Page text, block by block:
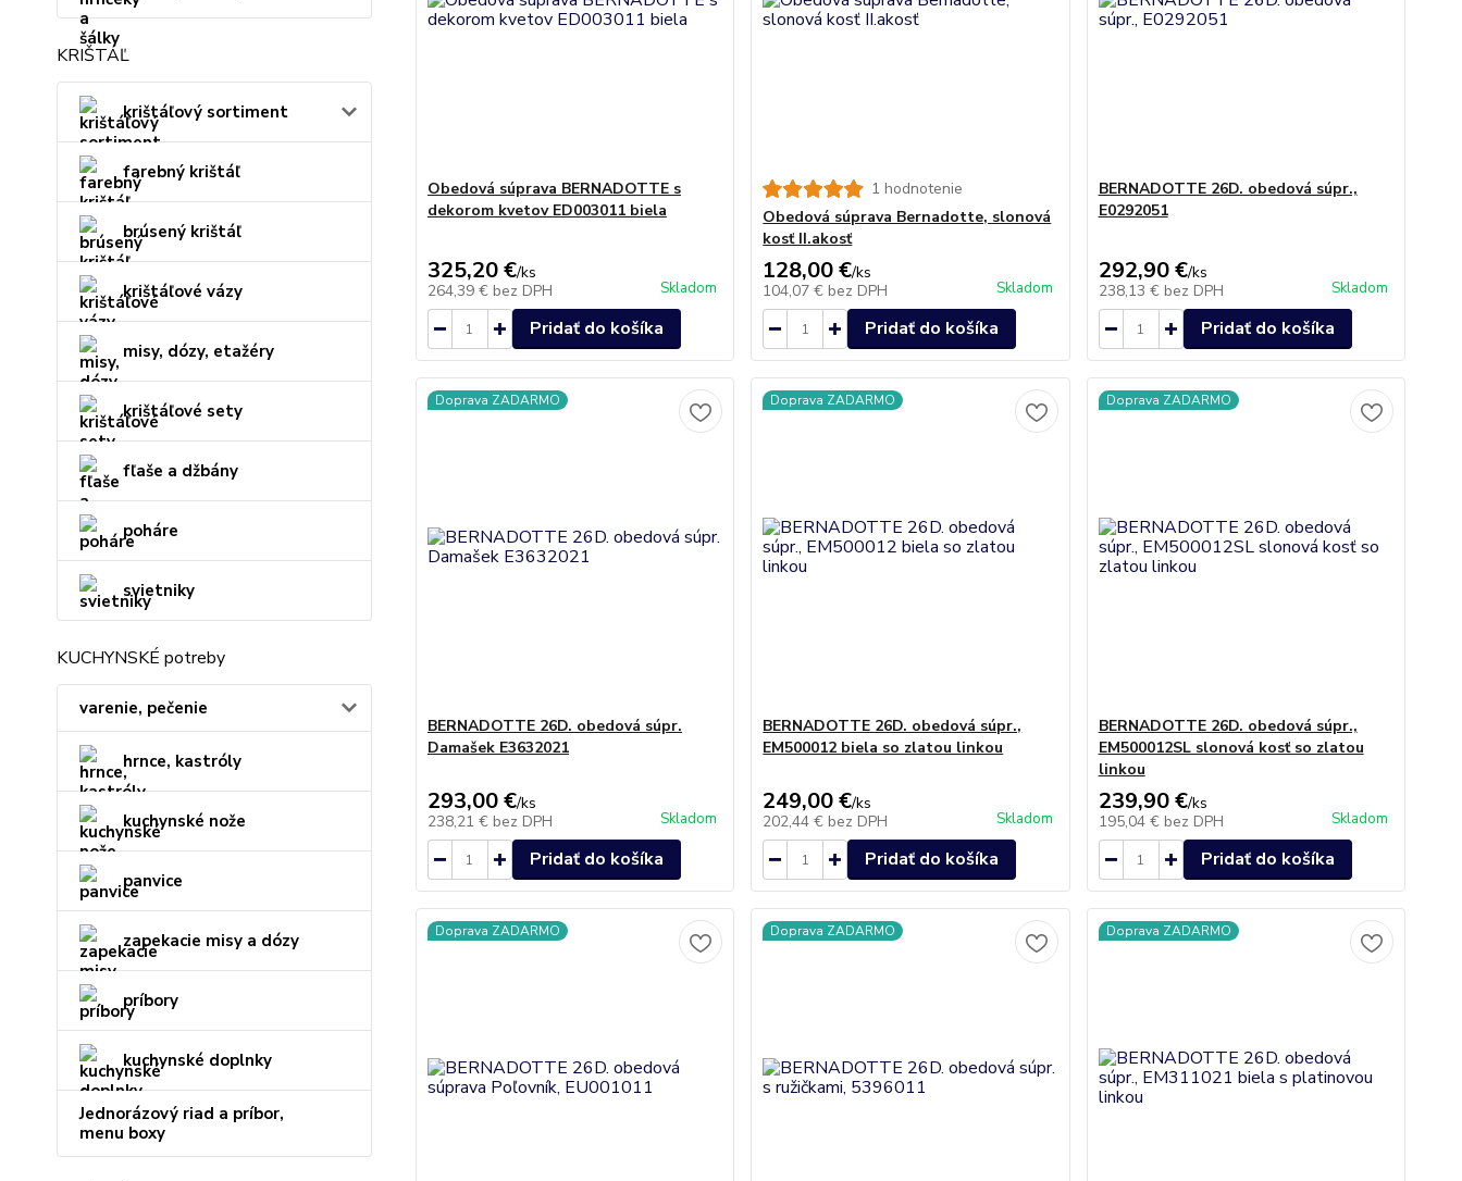
KRIŠTÁĽ
krištáľový sortiment
farebný krištáľ
brúsený krištáľ
krištáľové vázy
misy, dózy, etažéry
krištáľové sety
fľaše a džbány
poháre
svietniky
KUCHYNSKÉ potreby
varenie, pečenie
hrnce, kastróly
kuchynské nože
panvice
zapekacie misy a dózy
príbory
kuchynské doplnky
Jednorázový riad a príbor,
menu boxy
Obedová súprava BERNADOTTE s
dekorom kvetov ED003011 biela
325,20 €/ks
264,39 € bez DPH Skladom
Pridať do košíka
1 hodnotenie
Obedová súprava Bernadotte, slonová
kosť II.akosť
128,00 €/ks
104,07 € bez DPH Skladom
Pridať do košíka
BERNADOTTE 26D. obedová súpr.,
E0292051
292,90 €/ks
238,13 € bez DPH Skladom
Pridať do košíka
Doprava ZADARMO
BERNADOTTE 26D. obedová súpr.
Damašek E3632021
293,00 €/ks
238,21 € bez DPH Skladom
Pridať do košíka
Doprava ZADARMO
BERNADOTTE 26D. obedová súpr.,
EM500012 biela so zlatou linkou
249,00 €/ks
202,44 € bez DPH Skladom
Pridať do košíka
Doprava ZADARMO
BERNADOTTE 26D. obedová súpr.,
EM500012SL slonová kosť so zlatou
linkou
239,90 €/ks
195,04 € bez DPH Skladom
Pridať do košíka
Doprava ZADARMO Doprava ZADARMO Doprava ZADARMO